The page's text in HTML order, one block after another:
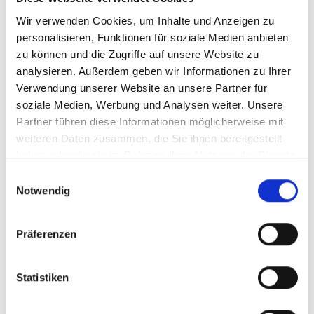
Wir verwenden Cookies, um Inhalte und Anzeigen zu
personalisieren, Funktionen für soziale Medien anbieten
zu können und die Zugriffe auf unsere Website zu
analysieren. Außerdem geben wir Informationen zu Ihrer
Verwendung unserer Website an unsere Partner für
soziale Medien, Werbung und Analysen weiter. Unsere
Partner führen diese Informationen möglicherweise mit
weiteren Daten zusammen, die Sie ihnen bereitgestellt
haben oder die sie im Rahmen Ihrer Nutzung der Dienste
Notwendig
Präferenzen
Statistiken
den Marteller Bergbauernhöfen Rainhof, Niederhof
und Niederwies
Besucherzentrum Lahnersäge
23.05.2026
09:30 - 12:30 Uhr und 14.30 - 17.30 Uhr Ausstellung
10.30 Uhr und 14.30 Uhr Vorführung Venezianersäge
und Getreidemühle
geplant Bartgeier-Vortrag Schulsprengel Ulten
Besucherzentrum naturatrafoi